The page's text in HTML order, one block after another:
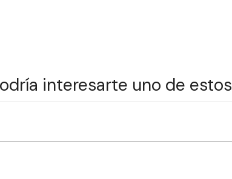
interesarte uno de estos